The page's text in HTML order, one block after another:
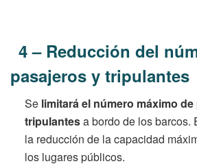
4 – Reducción del
pasajeros y tripulantes
Se limitará el número máximo
tripulantesa bordo de los barcos.
la reducción de la capacidad
los lugares públicos.